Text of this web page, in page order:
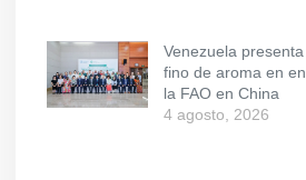
Venezuela
fino de aroma en
la FAO en China
4 agosto, 2026